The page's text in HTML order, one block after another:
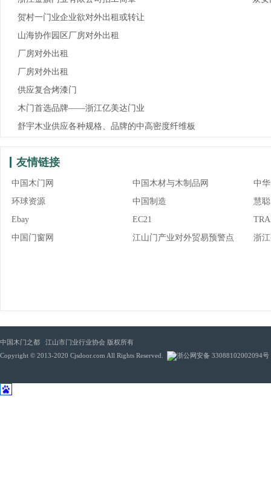
贺村一门业企业欲对外出租或转让
山海协作园区厂房对外出租
厂房对外出租
厂房对外出租
供应复合烤漆门
木门首选品牌——浙江亿美达门业
舒宇木业供应各种规格、品牌的中高密度纤维板
友情链接
中国木门网 中国木材与木制品网
中
环球资源
中国制造
慧
Ebay
EC21
中国门窗网
江山门产业对外贸易预警点 浙
中国木门之都 江山市门业行业协会 版权所有
Copyright © 2013-2020 Cjsdoor.com All Rights Reserved.
浙公网安备 33088102002094号